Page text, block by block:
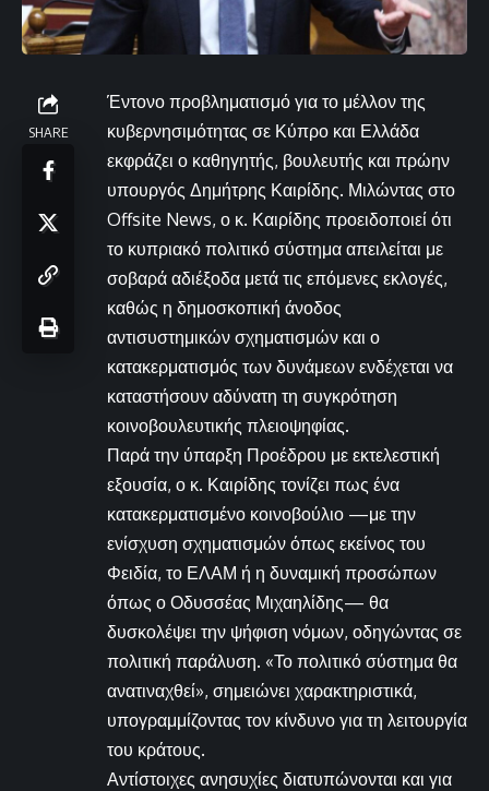
SHARE
Έντονο προβληματισμό για το μέλλον της
κυβερνησιμότητας σε Κύπρο και Ελλάδα
εκφράζει ο καθηγητής, βουλευτής και πρώην
υπουργός Δημήτρης Καιρίδης. Μιλώντας στο
Offsite News, ο κ. Καιρίδης προειδοποιεί ότι
το κυπριακό πολιτικό σύστημα απειλείται με
σοβαρά αδιέξοδα μετά τις επόμενες εκλογές,
καθώς η δημοσκοπική άνοδος
αντισυστημικών σχηματισμών και ο
κατακερματισμός των δυνάμεων ενδέχεται να
καταστήσουν αδύνατη τη συγκρότηση
κοινοβουλευτικής πλειοψηφίας.
Παρά την ύπαρξη Προέδρου με εκτελεστική
εξουσία, ο κ. Καιρίδης τονίζει πως ένα
κατακερματισμένο κοινοβούλιο —με την
ενίσχυση σχηματισμών όπως εκείνος του
Φειδία, το ΕΛΑΜ ή η δυναμική προσώπων
όπως ο Οδυσσέας Μιχαηλίδης— θα
δυσκολέψει την ψήφιση νόμων, οδηγώντας σε
πολιτική παράλυση. «Το πολιτικό σύστημα θα
ανατιναχθεί», σημειώνει χαρακτηριστικά,
υπογραμμίζοντας τον κίνδυνο για τη λειτουργία
του κράτους.
Αντίστοιχες ανησυχίες διατυπώνονται και για